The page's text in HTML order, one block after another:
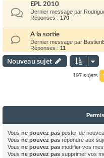
EPL 2010
Dernier message par
Réponses : 170
A la sortie
Dernier message par
Réponses : 11
Nouveau sujet
197 sujets
Vous ne pouvez pas poster de
Vous ne pouvez pas répondre aux
Vous ne pouvez pas modifier vos
Vous ne pouvez pas supprimer vos